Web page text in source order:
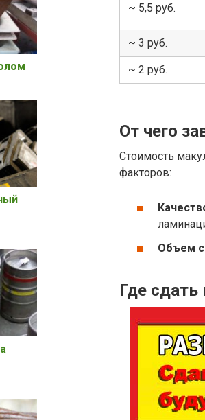
~ 5,5 руб.
~ 3 руб.
~ 2 руб.
От чего
Стоимость
факторов:
Объем
Где сдать